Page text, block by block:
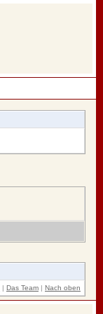
| Das Team | Nach oben